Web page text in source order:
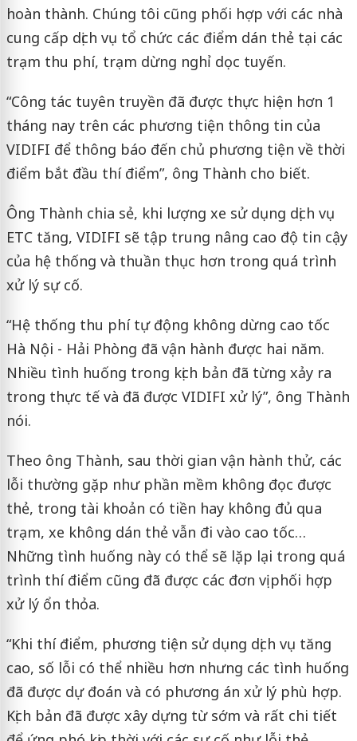
hoàn thành. Chúng tôi cũng phối hợp với các nhà
cung cấp dịch vụ tổ chức các điểm dán thẻ tại các
trạm thu phí, trạm dừng nghỉ dọc tuyến.
“Công tác tuyên truyền đã được thực hiện hơn 1
tháng nay trên các phương tiện thông tin của
VIDIFI để thông báo đến chủ phương tiện về thời
điểm bắt đầu thí điểm”, ông Thành cho biết.
Ông Thành chia sẻ, khi lượng xe sử dụng dịch vụ
ETC tăng, VIDIFI sẽ tập trung nâng cao độ tin cậy
của hệ thống và thuần thục hơn trong quá trình
xử lý sự cố.
“Hệ thống thu phí tự động không dừng cao tốc
Hà Nội - Hải Phòng đã vận hành được hai năm.
Nhiều tình huống trong kịch bản đã từng xảy ra
trong thực tế và đã được VIDIFI xử lý”, ông Thành
nói.
Theo ông Thành, sau thời gian vận hành thử, các
lỗi thường gặp như phần mềm không đọc được
thẻ, trong tài khoản có tiền hay không đủ qua
trạm, xe không dán thẻ vẫn đi vào cao tốc…
Những tình huống này có thể sẽ lặp lại trong quá
trình thí điểm cũng đã được các đơn vị phối hợp
xử lý ổn thỏa.
“Khi thí điểm, phương tiện sử dụng dịch vụ tăng
cao, số lỗi có thể nhiều hơn nhưng các tình huống
đã được dự đoán và có phương án xử lý phù hợp.
Kịch bản đã được xây dựng từ sớm và rất chi tiết